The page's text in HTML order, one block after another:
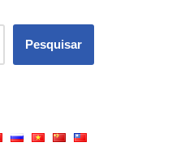
Pesquisar